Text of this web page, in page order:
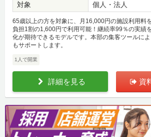
対象 個人・法人
65歳以上の方を対象に、月16,000円の施設利用料
負担1割の1,600円で利用可能！継続率99％の実績
化が期待できるモデルです。本部の集客ツールに
もサポートします。
1人で開業
詳細を見る 資